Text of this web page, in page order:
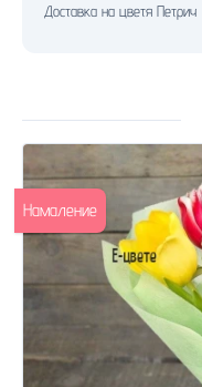
Доставка на цветя Петрич
Намаление